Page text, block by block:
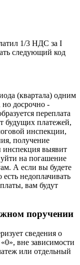
1/3 НДС за I
следующий код
(квартала) одним
досрочно -
переплата
будущих платежей,
инспекции,
получение
инспекция выявит
на погашение
А если вы будете
есть недоплачивать
вам будут
поручении
сведения о
вне зависимости
или отдельный